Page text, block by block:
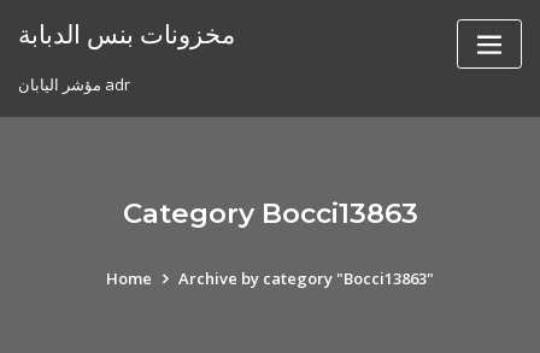
مخزونات بنس الدبابة
مؤشر اليابان adr
Category Bocci13863
Home Archive by category "Bocci13863"